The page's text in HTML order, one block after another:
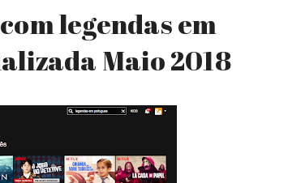
legendas em
Maio 2018